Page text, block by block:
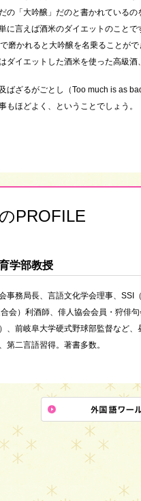
の「大吟醸」だのと書かれている
言えば酒米のダイエットのことで
磨かれると大吟醸を名乗ることが
ダイエットした酒米を使った高級酒
ばざるがごとし（Too much is as
もほどよく、ということでしょう。
PROFILE
学部教授
事務局長、言語文化学会理事、SSI
会）利酒師、俳人協会会員・狩俳
、前岐阜大学硬式野球部監督など、
第二言語習得。著書多数。